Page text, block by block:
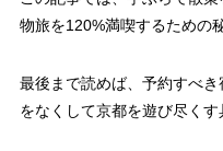
物旅を120%満喫するための
最後まで読めば、予約すべ
をなくして京都を遊び尽くす